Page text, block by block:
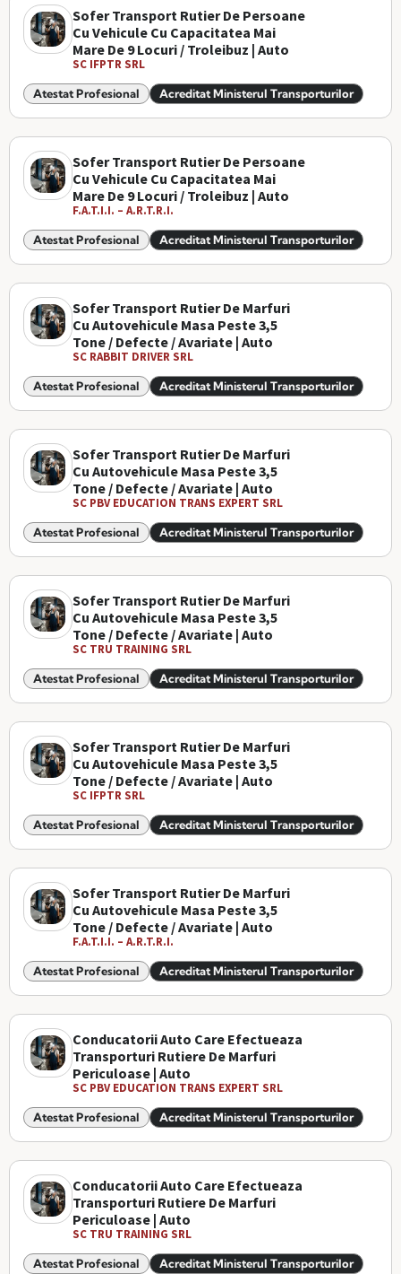
Sofer Transport Rutier De Persoane
Cu Vehicule Cu Capacitatea Mai
Mare De 9 Locuri / Troleibuz | Auto
SC IFPTR SRL
Atestat Profesional Acreditat Ministerul Transporturilor
Sofer Transport Rutier De Persoane
Cu Vehicule Cu Capacitatea Mai
Mare De 9 Locuri / Troleibuz | Auto
F.A.T.I.I. – A.R.T.R.I.
Atestat Profesional Acreditat Ministerul Transporturilor
Sofer Transport Rutier De Marfuri
Cu Autovehicule Masa Peste 3,5
Tone / Defecte / Avariate | Auto
SC RABBIT DRIVER SRL
Atestat Profesional Acreditat Ministerul Transporturilor
Sofer Transport Rutier De Marfuri
Cu Autovehicule Masa Peste 3,5
Tone / Defecte / Avariate | Auto
SC PBV EDUCATION TRANS EXPERT SRL
Atestat Profesional Acreditat Ministerul Transporturilor
Sofer Transport Rutier De Marfuri
Cu Autovehicule Masa Peste 3,5
Tone / Defecte / Avariate | Auto
SC TRU TRAINING SRL
Atestat Profesional Acreditat Ministerul Transporturilor
Sofer Transport Rutier De Marfuri
Cu Autovehicule Masa Peste 3,5
Tone / Defecte / Avariate | Auto
SC IFPTR SRL
Atestat Profesional Acreditat Ministerul Transporturilor
Sofer Transport Rutier De Marfuri
Cu Autovehicule Masa Peste 3,5
Tone / Defecte / Avariate | Auto
F.A.T.I.I. – A.R.T.R.I.
Atestat Profesional Acreditat Ministerul Transporturilor
Conducatorii Auto Care Efectueaza
Transporturi Rutiere De Marfuri
Periculoase | Auto
SC PBV EDUCATION TRANS EXPERT SRL
Atestat Profesional Acreditat Ministerul Transporturilor
Conducatorii Auto Care Efectueaza
Transporturi Rutiere De Marfuri
Periculoase | Auto
SC TRU TRAINING SRL
Atestat Profesional Acreditat Ministerul Transporturilor